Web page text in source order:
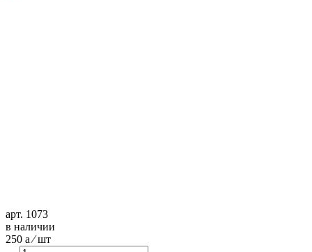
арт. 1073
в наличии
250 a ⁄ шт